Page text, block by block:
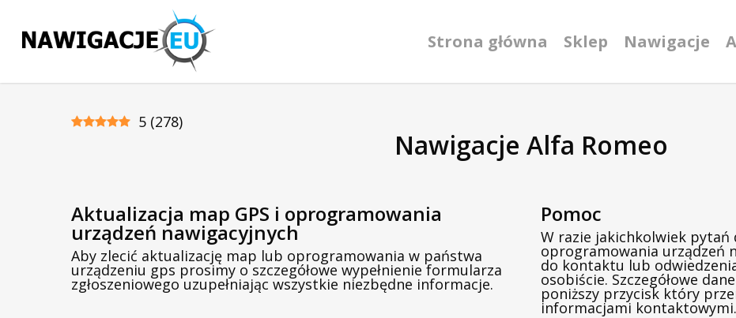
main
content Strona główna Sklep Nawigacje
5 (278)
Nawigacje Alfa Romeo
Aktualizacja map GPS i oprogramowania
urządzeń nawigacyjnych
Aby zlecić aktualizację map lub oprogramowania w państwa
urządzeniu gps prosimy o szczegółowe wypełnienie formularza
zgłoszeniowego uzupełniając wszystkie niezbędne informacje.
Pomoc
W razie jakichkolwiek
oprogramowania urządzeń
do kontaktu lub
osobiście. Szczegółowe
poniższy przycisk który
informacjami kontaktowymi.